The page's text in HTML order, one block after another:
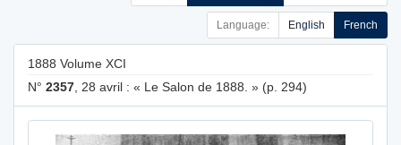
Language: English French
1888 Volume XCI
N° 2357 , 28 avril : « Le Salon de 1888. » (p. 294)